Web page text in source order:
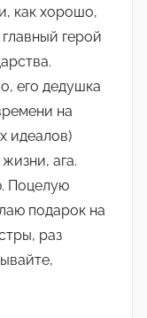
как хорошо,
герой
его дедушка
на
идеалов)
ага.
Поцелую
подарок на
раз